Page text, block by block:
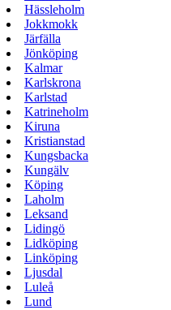
Hässleholm
Jokkmokk
Järfälla
Jönköping
Kalmar
Karlskrona
Karlstad
Katrineholm
Kiruna
Kristianstad
Kungsbacka
Kungälv
Köping
Laholm
Leksand
Lidingö
Lidköping
Linköping
Ljusdal
Luleå
Lund